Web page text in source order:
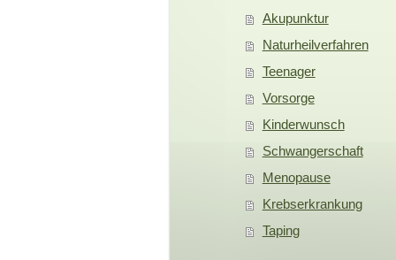
Akupunktur
Naturheilverfahren
Teenager
Vorsorge
Kinderwunsch
Schwangerschaft
Menopause
Krebserkrankung
Taping